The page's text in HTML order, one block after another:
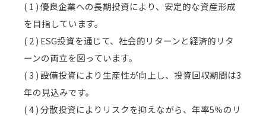
( 1 ) 優良企業への長期投資により、安定的な資産形成
を目指しています。
( 2 ) ESG投資を通じて、社会的リターンと経済的リタ
ーンの両立を図っています。
( 3 ) 設備投資により生産性が向上し、投資回収期間は3
年の見込みです。
( 4 ) 分散投資によりリスクを抑えながら、年率5％のリ